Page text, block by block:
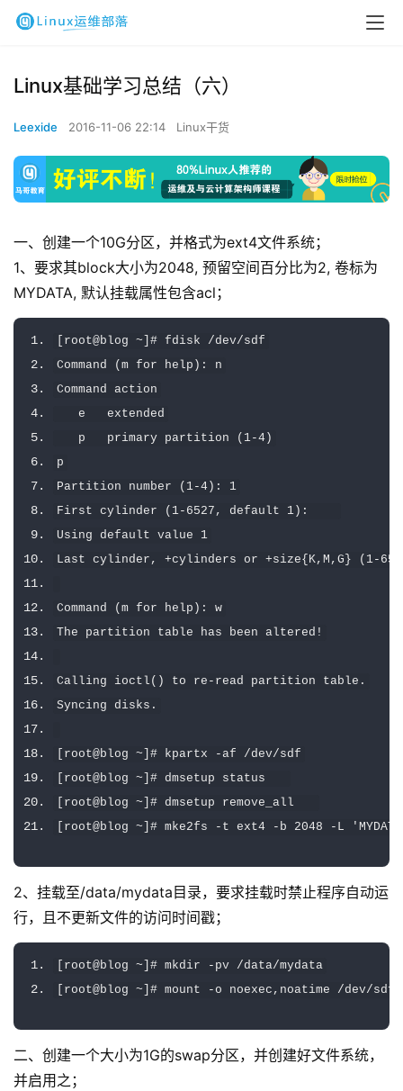
Linux基础学习总结（六）
Leexide 2016-11-06 22:14 Linux干货
一、创建一个10G分区，并格式为ext4文件系统；
1、要求其block大小为2048, 预留空间百分比为2, 卷标为
MYDATA, 默认挂载属性包含acl；
root@blog ~]# fdisk / dev/ sdf
Command
( m for help ):
n
Command action
   e   extended
   p   primary partition
( 1-4 )
p
Partition number ( 1-4 ):
1
First cylinder ( 1- 6527 , default 1 ):
Using default value 1
Last cylinder , +cylinders or +size{ K, M , G } ( 1-
Command ( m for help ):
w
The partition table has been altered !
Calling ioctl () to re - read partition table .
Syncing disks .
root@blog ~]# kpartx - af / dev/ sdf
root@blog ~]# dmsetup status
root@blog ~]# dmsetup remove_all
root@blog ~]# mke2fs - t ext4 - b 2048 - L
2、挂载至/data/mydata目录，要求挂载时禁止程序自动运
行，且不更新文件的访问时间戳；
root@blog ~]# mkdir - pv / data/mydata
root@blog ~]# mount -o noexec , noatime / dev/
二、创建一个大小为1G的swap分区，并创建好文件系统，
并启用之；